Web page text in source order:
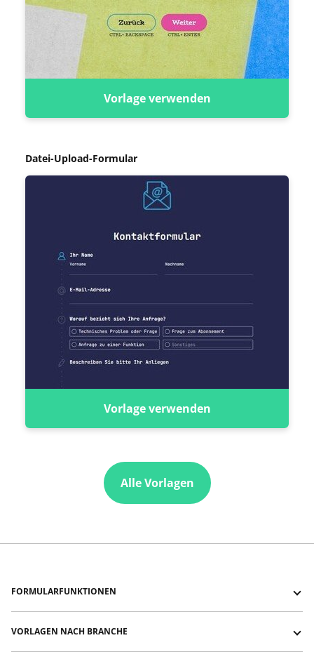
Vorlage verwenden
Datei-Upload-Formular
Vorlage verwenden
Alle Vorlagen
FORMULARFUNKTIONEN
Formulare mit Ein-/Ausblenden
VORLAGEN NACH BRANCHE